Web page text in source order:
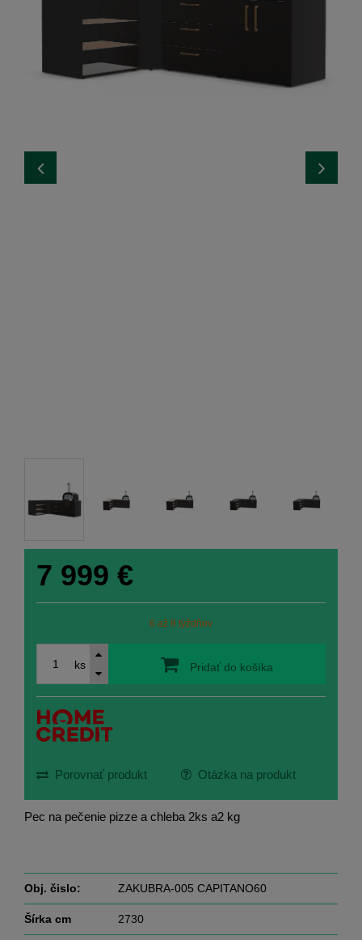
7 999 €
6 až 8 týždňov
ks Pridať do košíka
Porovnať produkt Otázka na produkt
Pec na pečenie pizze a chleba 2ks a2 kg
Obj. čislo: ZAKUBRA-005 CAPITANO60
Šírka cm 2730